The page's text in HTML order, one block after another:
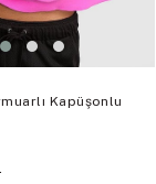
Kapüşonlu